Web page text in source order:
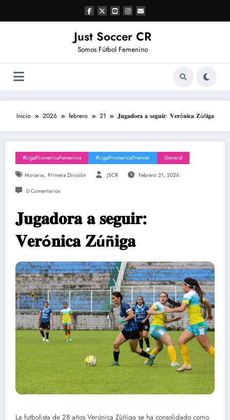
contenido
Just Soccer CR
Somos Fútbol Femenino
Inicio 2026 febrero 21 𝐉𝐮𝐠𝐚𝐝𝐨𝐫𝐚 𝐚 𝐬𝐞𝐠𝐮𝐢𝐫: 𝐕𝐞𝐫ó𝐧𝐢𝐜𝐚 𝐙úñ𝐢𝐠𝐚
#LigaPromericaFemenina #LigaPromericaPremier General
Moravia, Primera División JSCR Febrero 21, 2026
0 Comentarios
𝐉𝐮𝐠𝐚𝐝𝐨𝐫𝐚 𝐚 𝐬𝐞𝐠𝐮𝐢𝐫:
𝐕𝐞𝐫ó𝐧𝐢𝐜𝐚 𝐙úñ𝐢𝐠𝐚
La futbolista de 28 años Verónica Zúñiga se ha consolidado como